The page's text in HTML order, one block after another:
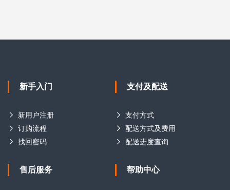
新手入门
新用户注册
订购流程
找回密码
支付及配送
支付方式
配送方式及费用
配送进度查询
售后服务 帮助中心